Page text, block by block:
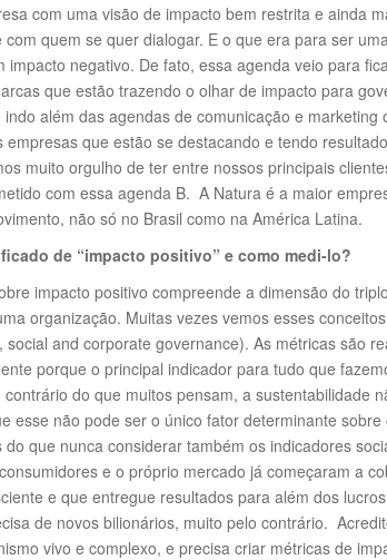
com uma visão de impacto bem restrita e ainda
quem se quer dialogar. E o que era para ser
impacto negativo. De fato, essa agenda veio para
que estão trazendo o olhar de impacto para
além das agendas de comunicação e marketing
empresas que estão se destacando e tendo
muito orgulho de ter entre nossos principais
com essa agenda B. A Natura é a maior
não só no Brasil como na América Latina.
de “impacto positivo” e como medi-lo?
impacto positivo compreende a dimensão do
organização. Muitas vezes vemos esses
social and corporate governance). As métricas são
porque o principal indicador para tudo que
do que muitos pensam, a sustentabilidade
esse não pode ser o único fator determinante sobre
do que nunca considerar também os indicadores
e o próprio mercado já começaram a
e que entregue resultados para além dos
de novos bilionários, muito pelo contrário.
vivo e complexo, e precisa criar métricas de